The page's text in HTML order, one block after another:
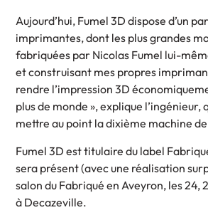
Aujourd’hui, Fumel 3D dispose d’un
imprimantes, dont les plus grandes
fabriquées par Nicolas Fumel lui-
et construisant mes propres
rendre l’impression 3D
plus de monde », explique l’ingénieur,
mettre au point la dixième machine
Fumel 3D est titulaire du label
sera présent (avec une réalisation
salon du Fabriqué en Aveyron, les 24,
à Decazeville.